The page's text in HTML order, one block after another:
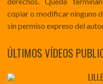
copiar o modificar ninguno
sin permiso expreso del
ÚLTIMOS VÍDEOS